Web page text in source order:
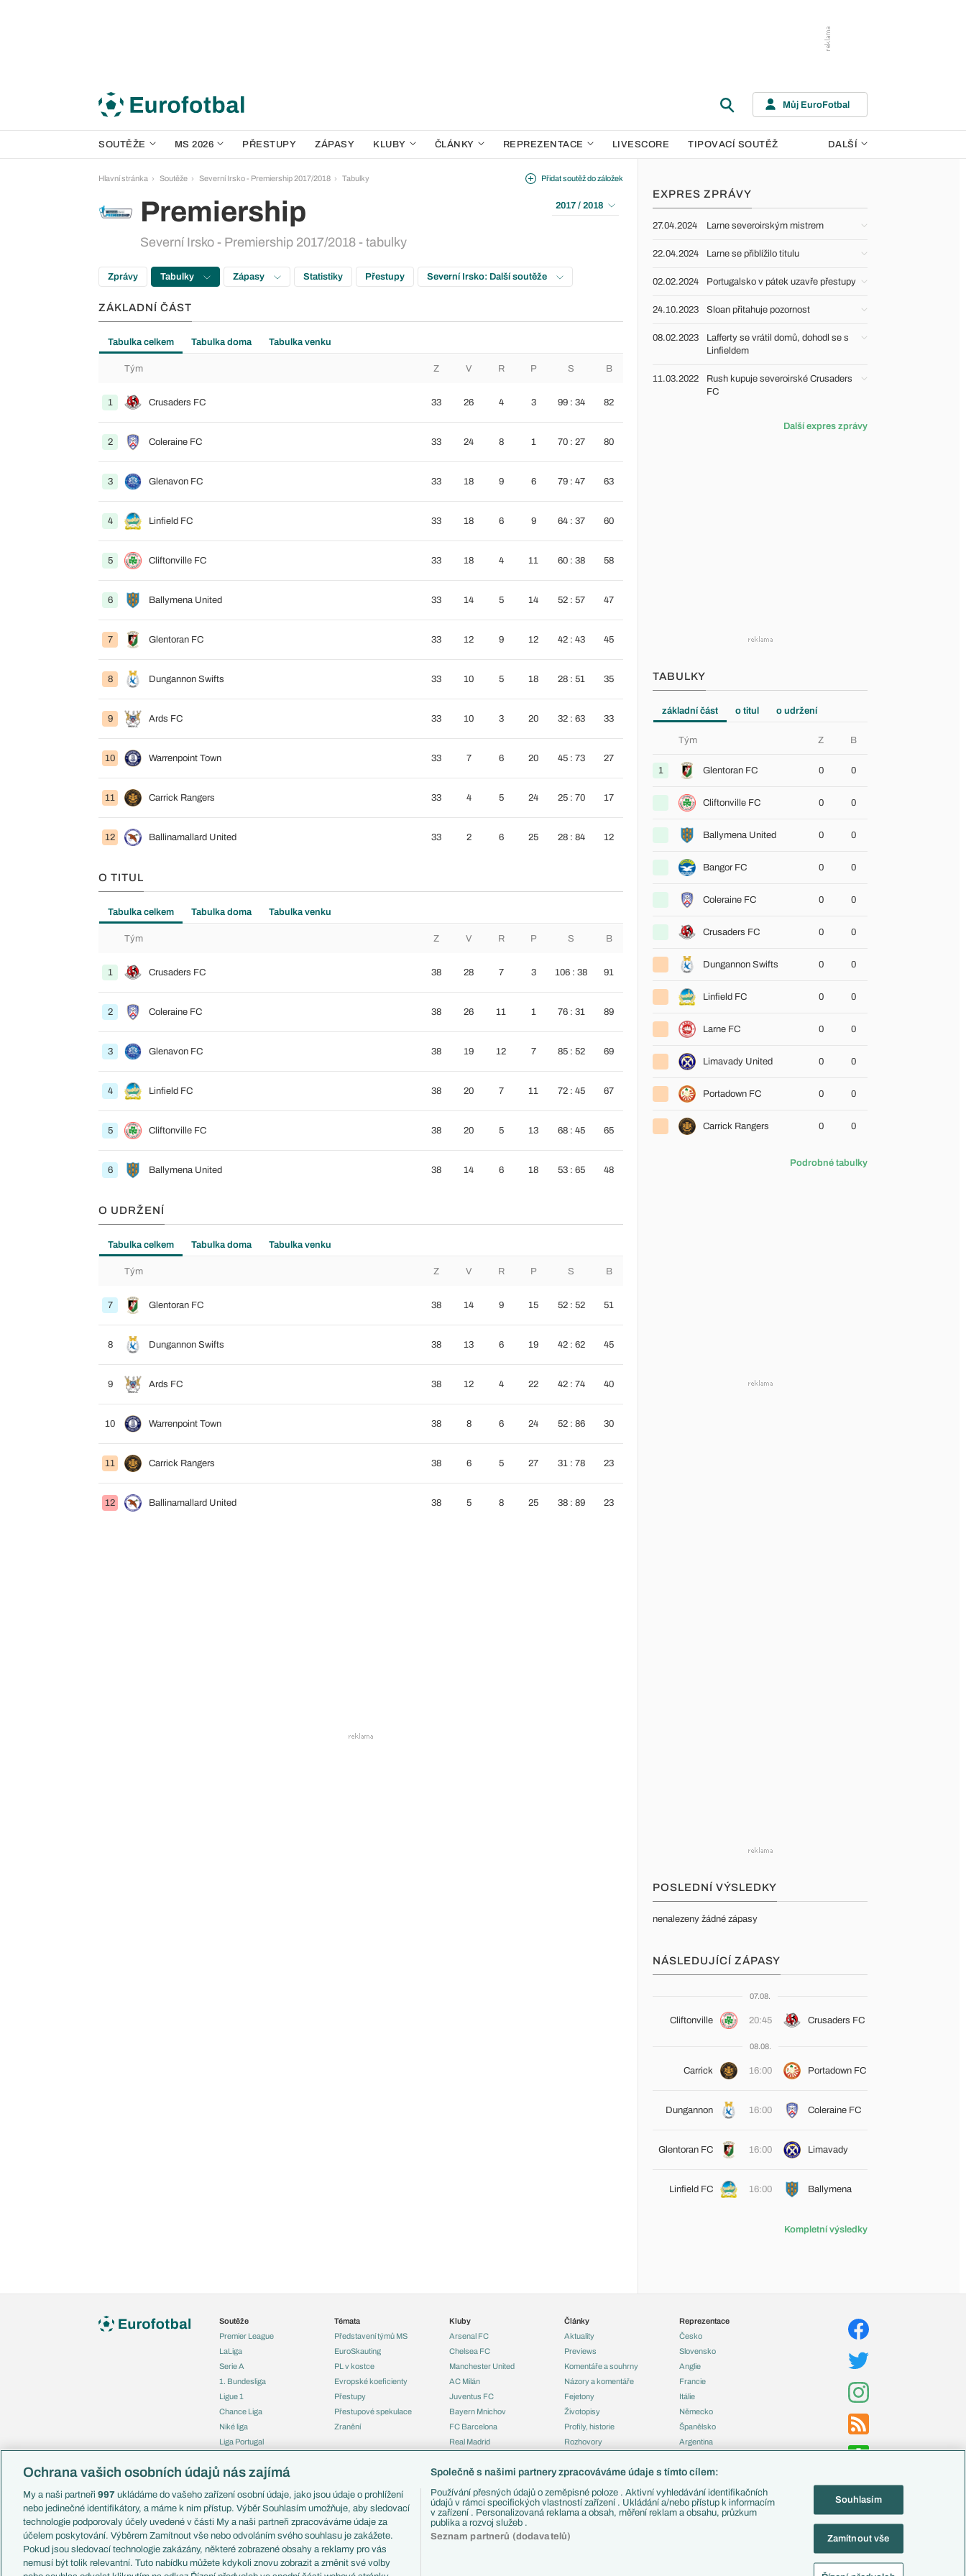
Můj EuroFotbal
SOUTĚŽE MS 2026 PŘESTUPY ZÁPASY KLUBY ČLÁNKY REPREZENTACE LIVESCORE TIPOVACÍ SOUTĚŽ DALŠÍ
Hlavní stránka Soutěže Severní Irsko - Premiership 2017/2018 Tabulky
Premiership
Severní Irsko - Premiership 2017/2018 - tabulky
Přidat soutěž do záložek
2017 / 2018
Zprávy Tabulky Zápasy Statistiky Přestupy Severní Irsko: Další soutěže
ZÁKLADNÍ ČÁST
Tabulka celkem Tabulka doma Tabulka venku
Tým Z V R P S B
1 Crusaders FC 33 26 4 3 99 : 34 82
2 Coleraine FC 33 24 8 1 70 : 27 80
3 Glenavon FC 33 18 9 6 79 : 47 63
4 Linfield FC 33 18 6 9 64 : 37 60
5 Cliftonville FC 33 18 4 11 60 : 38 58
6 Ballymena United 33 14 5 14 52 : 57 47
7 Glentoran FC 33 12 9 12 42 : 43 45
8 Dungannon Swifts 33 10 5 18 28 : 51 35
9 Ards FC 33 10 3 20 32 : 63 33
10 Warrenpoint Town 33 7 6 20 45 : 73 27
11 Carrick Rangers 33 4 5 24 25 : 70 17
12 Ballinamallard United 33 2 6 25 28 : 84 12
O TITUL
Tabulka celkem Tabulka doma Tabulka venku
Tým Z V R P S B
1 Crusaders FC 38 28 7 3 106 : 38 91
2 Coleraine FC 38 26 11 1 76 : 31 89
3 Glenavon FC 38 19 12 7 85 : 52 69
4 Linfield FC 38 20 7 11 72 : 45 67
5 Cliftonville FC 38 20 5 13 68 : 45 65
6 Ballymena United 38 14 6 18 53 : 65 48
O UDRŽENÍ
Tabulka celkem Tabulka doma Tabulka venku
Tým Z V R P S B
7 Glentoran FC 38 14 9 15 52 : 52 51
8 Dungannon Swifts 38 13 6 19 42 : 62 45
9 Ards FC 38 12 4 22 42 : 74 40
10 Warrenpoint Town 38 8 6 24 52 : 86 30
11 Carrick Rangers 38 6 5 27 31 : 78 23
12 Ballinamallard United 38 5 8 25 38 : 89 23
EXPRES ZPRÁVY
27.04.2024 Larne severoirským mistrem
22.04.2024 Larne se přiblížilo titulu
02.02.2024 Portugalsko v pátek uzavře přestupy
24.10.2023 Sloan přitahuje pozornost
08.02.2023
Lafferty se vrátil domů, dohodl se s
Linfieldem
11.03.2022
Rush kupuje severoirské Crusaders
FC
Další expres zprávy
TABULKY
základní část o titul o udržení
Tým Z B
1 Glentoran FC 0 0
Cliftonville FC 0 0
Ballymena United 0 0
Bangor FC 0 0
Coleraine FC 0 0
Crusaders FC 0 0
Dungannon Swifts 0 0
Linfield FC 0 0
Larne FC 0 0
Limavady United 0 0
Portadown FC 0 0
Carrick Rangers 0 0
Podrobné tabulky
POSLEDNÍ VÝSLEDKY
nenalezeny žádné zápasy
NÁSLEDUJÍCÍ ZÁPASY
07.08.
Cliftonville 20:45 Crusaders FC
08.08.
Carrick 16:00 Portadown FC
Dungannon 16:00 Coleraine FC
Glentoran FC 16:00 Limavady
Linfield FC 16:00 Ballymena
Kompletní výsledky
Soutěže
Premier League
LaLiga
Serie A
1. Bundesliga
Ligue 1
Chance Liga
Niké liga
Liga Portugal
Liga mistrů
Mistrovství světa
Liga národů
Témata
Představení týmů MS
EuroSkauting
PL v kostce
Evropské koeficienty
Přestupy
Přestupové spekulace
Zranění
Kluby
Arsenal FC
Chelsea FC
Manchester United
AC Milán
Juventus FC
Bayern Mnichov
FC Barcelona
Real Madrid
Články
Aktuality
Previews
Komentáře a souhrny
Názory a komentáře
Fejetony
Životopisy
Profily, historie
Rozhovory
Reprezentace
Česko
Slovensko
Anglie
Francie
Itálie
Německo
Španělsko
Argentina
Zápasy
Livescore
Ochrana vašich osobních údajů nás zajímá
My a naši partneři 997 ukládáme do vašeho zařízení osobní údaje, jako jsou údaje o prohlížení
nebo jedinečné identifikátory, a máme k nim přístup. Výběr Souhlasím umožňuje, aby sledovací
technologie podporovaly účely uvedené v části My a naši partneři zpracováváme údaje za
účelem poskytování. Výběrem Zamítnout vše nebo odvoláním svého souhlasu je zakážete.
Pokud jsou sledovací technologie zakázány, některé zobrazené obsahy a reklamy pro vás
nemusí být tolik relevantní. Tuto nabídku můžete kdykoli znovu zobrazit a změnit své volby
Společně s našimi partnery zpracováváme údaje s tímto cílem:
Používání přesných údajů o zeměpisné poloze . Aktivní vyhledávání identifikačních
údajů v rámci specifických vlastností zařízení . Ukládání a/nebo přístup k informacím
v zařízení . Personalizovaná reklama a obsah, měření reklam a obsahu, průzkum
publika a rozvoj služeb .
Seznam partnerů (dodavatelů)
Souhlasím
Zamítnout vše